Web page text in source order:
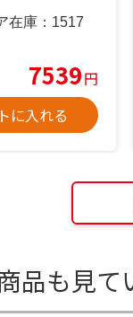
在庫： 1517
7539円
に入れる
品も見て